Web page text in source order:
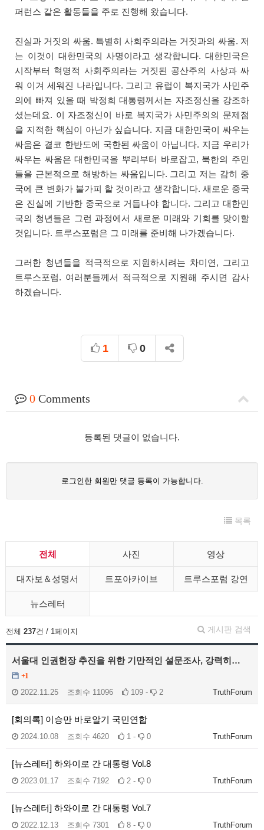
퍼런스 같은 활동들을 주로 진행해 왔습니다.
진실과 거짓의 싸움. 특별히 사회주의라는 거짓과의 싸움. 저
는 이것이 대한민국의 사명이라고 생각합니다. 대한민국은
시작부터 혁명적 사회주의라는 거짓된 공산주의 사상과 싸
워 이겨 세워진 나라입니다. 그리고 유럽이 복지국가 사민주
의에 빠져 있을 때 박정희 대통령께서는 자조정신을 강조하
셨는데요. 이 자조정신이 바로 복지국가 사민주의의 문제점
을 지적한 핵심이 아닌가 싶습니다. 지금 대한민국이 싸우는
싸움은 결코 한반도에 국한된 싸움이 아닙니다. 지금 우리가
싸우는 싸움은 대한민국을 뿌리부터 바로잡고, 북한의 주민
들을 근본적으로 해방하는 싸움입니다. 그리고 저는 감히 중
국에 큰 변화가 불가피 할 것이라고 생각합니다. 새로운 중국
은 진실에 기반한 중국으로 거듭나야 합니다. 그리고 대한민
국의 청년들은 그런 과정에서 새로운 미래와 기회를 맞이할
것입니다. 트루스포럼은 그 미래를 준비해 나가겠습니다.
그러한 청년들을 적극적으로 지원하시려는 차미연, 그리고
트루스포럼. 여러분들께서 적극적으로 지원해 주시면 감사
하겠습니다.
1 0
0 Comments
등록된 댓글이 없습니다.
로그인한 회원만 댓글 등록이 가능합니다.
목록
전체 사진 영상
대자보＆성명서 트포아카이브 트루스포럼 강연
뉴스레터
게시판 검색
전체 237건 / 1페이지
서울대 인권헌장 추진을 위한 기만적인 설문조사, 강력히…
+1
TruthForum
2022.11.25 조회수 11096 109 - 2
[회의록] 이승만 바로알기 국민연합
TruthForum
2024.10.08 조회수 4620 1 - 0
[뉴스레터] 하와이로 간 대통령 Vol.8
TruthForum
2023.01.17 조회수 7192 2 - 0
[뉴스레터] 하와이로 간 대통령 Vol.7
TruthForum
2022.12.13 조회수 7301 8 - 0